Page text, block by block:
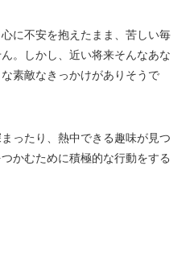
に不安を抱えたまま、苦しい毎
。しかし、近い将来そんなあな
素敵なきっかけがありそうで
ったり、熱中できる趣味が見つ
かむために積極的な行動をする